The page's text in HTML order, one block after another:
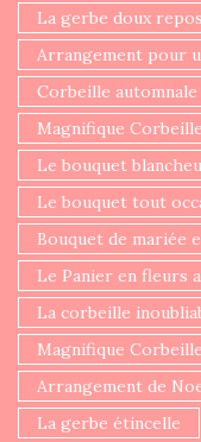
La gerbe doux repos
Arrangement pour
Corbeille automnale
Magnifique
Le bouquet
Le bouquet tout
Bouquet de mariée
Le Panier en fleurs
La corbeille
Magnifique
Arrangement de
La gerbe étincelle